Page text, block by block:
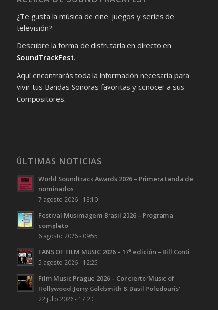
¿Te gusta la música de cine, juegos y series de
televisión?
Descubre la forma de disfrutarla en directo en
SoundTrackFest.
Aquí encontrarás toda la información necesaria para
vivir tus Bandas Sonoras favoritas y conocer a sus
Compositores.
ÚLTIMAS NOTICIAS
World Soundtrack Awards 2026 – Primera tanda de
nominados
7 agosto 2026 - 13:10
Festival Musimagem Brasil 2026 – Programa
completo
6 agosto 2026 - 09:55
FANS OF FILM MUSIC 2026 – 17ª edición – Bill Conti
5 agosto 2026 - 12:25
Film Music Prague 2026 – Concierto ‘Music of
Hollywood: Jerry Goldsmith & Basil Poledouris’
22 julio 2026 - 17:20